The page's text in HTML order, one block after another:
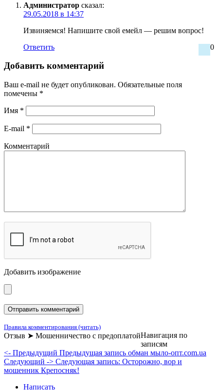
Администратор сказал:
29.05.2018 в 14:37
Извиняемся! Напишите свой емейл — решим вопрос!
0
Ответить
Добавить комментарий
Ваш e-mail не будет опубликован. Обязательные поля
помечены *
Имя *
E-mail *
Комментарий
Добавить изображение
Правила комментирования (читать)
Отзыв ➤ Мошенничество с предоплатойНавигация по
записям
<- Предыдущий Предыдущая запись обман мыло-опт.com.ua
Следующий -> Следующая запись: Осторожно, вор и
мошенник Крепосняк!
Написать